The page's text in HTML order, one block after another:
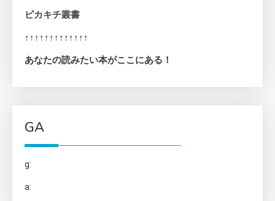
ピカキチ叢書
↑↑↑↑↑↑↑↑↑↑↑↑↑
あなたの読みたい本がここにある！
GA
g:
a: